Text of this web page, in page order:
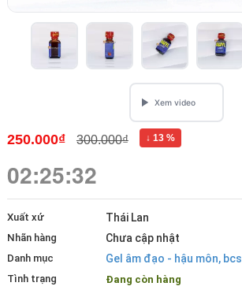
250.000₫ 300.000₫ ↓ 13 %
02:25:31
Xuất xứ Thái Lan
Nhãn hàng Chưa cập nhật
Danh mục Gel âm đạo - hậu môn, bcs
Tình trạng Đang còn hàng